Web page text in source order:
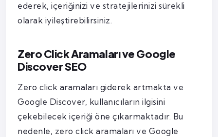
ederek, içeriğinizi ve stratejilerinizi sürekli
olarak iyileştirebilirsiniz.
Zero Click Aramaları ve Google
Discover SEO
Zero click aramaları giderek artmakta ve
Google Discover, kullanıcıların ilgisini
çekebilecek içeriği öne çıkarmaktadır. Bu
nedenle, zero click aramaları ve Google